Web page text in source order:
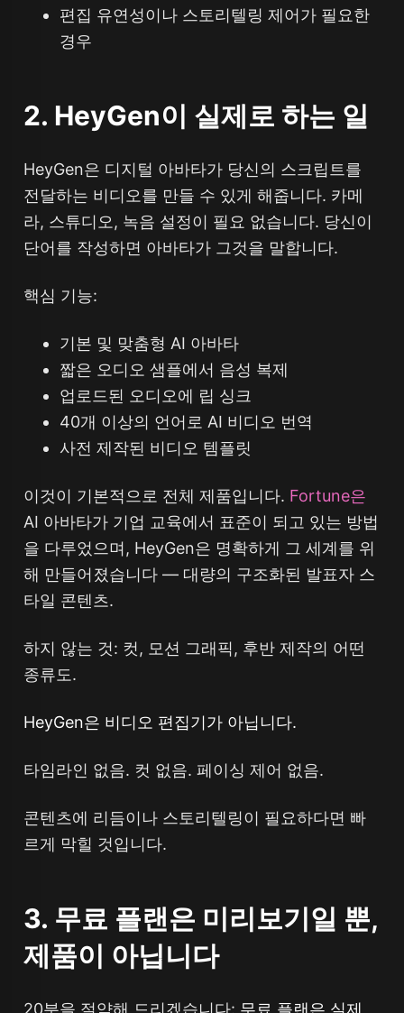
편집 유연성이나 스토리텔링 제어가 필요한
경우
2. HeyGen이 실제로 하는 일
HeyGen은 디지털 아바타가 당신의 스크립트를
전달하는 비디오를 만들 수 있게 해줍니다. 카메
라, 스튜디오, 녹음 설정이 필요 없습니다. 당신이
단어를 작성하면 아바타가 그것을 말합니다.
핵심 기능:
기본 및 맞춤형 AI 아바타
짧은 오디오 샘플에서 음성 복제
업로드된 오디오에 립 싱크
40개 이상의 언어로 AI 비디오 번역
사전 제작된 비디오 템플릿
이것이 기본적으로 전체 제품입니다. Fortune은
AI 아바타가 기업 교육에서 표준이 되고 있는 방법
을 다루었으며, HeyGen은 명확하게 그 세계를 위
해 만들어졌습니다 — 대량의 구조화된 발표자 스
타일 콘텐츠.
하지 않는 것: 컷, 모션 그래픽, 후반 제작의 어떤
종류도.
HeyGen은 비디오 편집기가 아닙니다.
타임라인 없음. 컷 없음. 페이싱 제어 없음.
콘텐츠에 리듬이나 스토리텔링이 필요하다면 빠
르게 막힐 것입니다.
3. 무료 플랜은 미리보기일 뿐,
제품이 아닙니다
20분을 절약해 드리겠습니다: 무료 플랜은 실제